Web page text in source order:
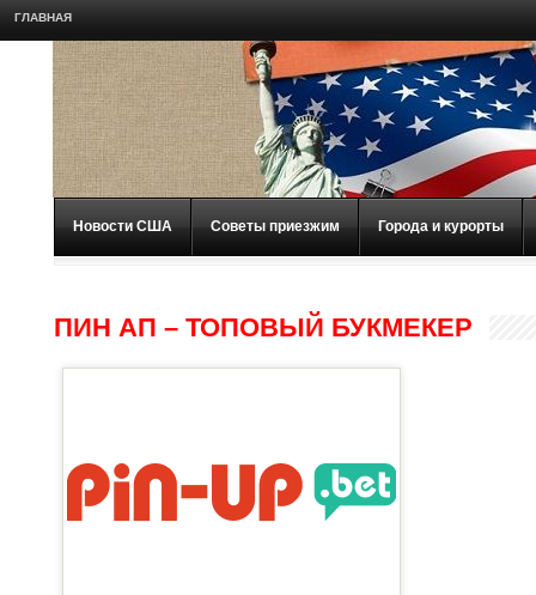
ГЛАВНАЯ
Новости США Советы приезжим Города и курорты
ПИН АП – ТОПОВЫЙ БУКМЕКЕР